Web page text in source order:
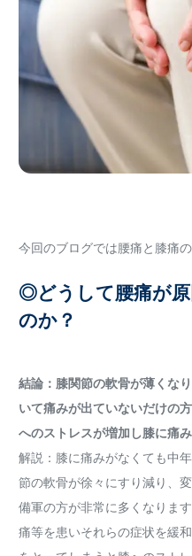
今回のブログでは腰痛と膝痛
◎どうして腰痛が
のか？
結論：膝関節の軟骨が薄くな
いて痛みが出ていないだけの
へのストレスが増加し膝に痛
解説：膝に痛みがなくても中
節の軟骨が徐々にすり減り、
備軍の方が非常に多くなりま
痛等を患いそれらの症状を緩